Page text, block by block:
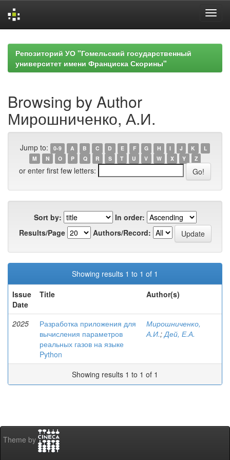
navigationРепозиторий УО "Гомельский государственный
университет имени Франциска Скорины"
Browsing by Author
Мирошниченко, А.И.
Jump to: 0-9 A B C D E F G H I J K
L
M
N O P Q R S T U V W X Y Z
or enter first few letters:
Sort by:
In order:
Results/Page
Authors/Record:
Showing results 1 to 1 of 1
Issue
Date
Title Author(s)
2025
Разработка приложения для
вычисления параметров
реальных газов на языке
Python
Мирошниченко,
А.И.;Дей, Е.А.
Showing results 1 to 1 of 1
Theme by